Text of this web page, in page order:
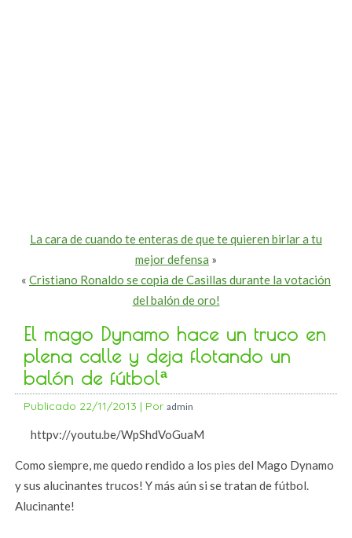
La cara de cuando te enteras de que te quieren birlar a tu
mejor defensa »
« Cristiano Ronaldo se copia de Casillas durante la votación
del balón de oro!
El mago Dynamo hace un truco en
plena calle y deja flotando un
balón de fútbolª
Publicado 22/11/2013 | Por admin
httpv://youtu.be/WpShdVoGuaM
Como siempre, me quedo rendido a los pies del Mago Dynamo
y sus alucinantes trucos! Y más aún si se tratan de fútbol.
Alucinante!